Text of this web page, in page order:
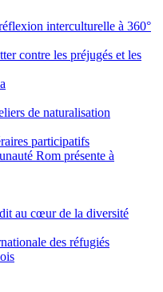
interculturelle à 360°
contre les préjugés et les
de naturalisation
participatifs
Rom présente à
au cœur de la diversité
des réfugiés